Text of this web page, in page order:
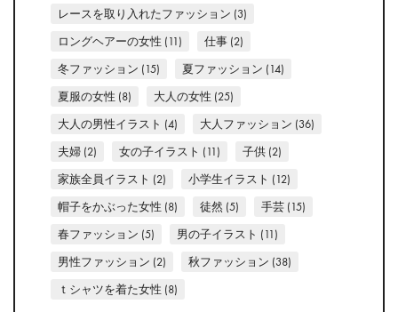
レースを取り入れたファッション (3)
ロングヘアーの女性 (11) 仕事 (2)
冬ファッション (15) 夏ファッション (14)
夏服の女性 (8) 大人の女性 (25)
大人の男性イラスト (4) 大人ファッション (36)
夫婦 (2) 女の子イラスト (11) 子供 (2)
家族全員イラスト (2) 小学生イラスト (12)
帽子をかぶった女性 (8) 徒然 (5) 手芸 (15)
春ファッション (5) 男の子イラスト (11)
男性ファッション (2) 秋ファッション (38)
ｔシャツを着た女性 (8)